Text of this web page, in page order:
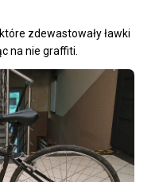
zdewastowały ławki
na nie graffiti.